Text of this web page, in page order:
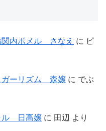
内ポメル さなえ に ピ
ガーリズム 森嬢 に でぶ
ル 日高嬢 に 田辺 より